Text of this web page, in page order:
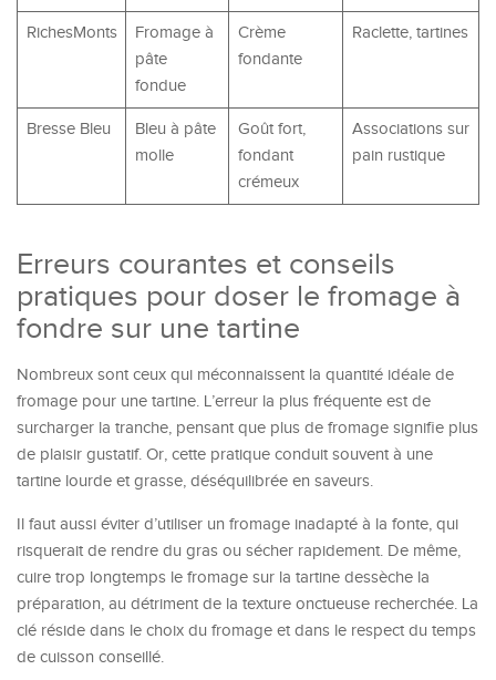
RichesMonts
Fromage à
pâte
fondue
Crème
fondante
Raclette, tartines
Bresse Bleu
Bleu à pâte
molle
Goût fort,
fondant
crémeux
Associations sur
pain rustique
Erreurs courantes et conseils
pratiques pour doser le fromage à
fondre sur une tartine
Nombreux sont ceux qui méconnaissent la quantité idéale de
fromage pour une tartine. L’erreur la plus fréquente est de
surcharger la tranche, pensant que plus de fromage signifie plus
de plaisir gustatif. Or, cette pratique conduit souvent à une
tartine lourde et grasse, déséquilibrée en saveurs.
Il faut aussi éviter d’utiliser un fromage inadapté à la fonte, qui
risquerait de rendre du gras ou sécher rapidement. De même,
cuire trop longtemps le fromage sur la tartine dessèche la
préparation, au détriment de la texture onctueuse recherchée. La
clé réside dans le choix du fromage et dans le respect du temps
de cuisson conseillé.